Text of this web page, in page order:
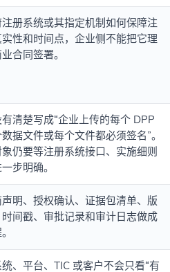
册系统或其指定机制如何保障注
性和时间点，企业侧不能把它理
合同签署。
清楚写成“企业上传的每个 DPP
据文件或每个文件都必须签名”。
仍要等注册系统接口、实施细则
步明确。
明、授权确认、证据包清单、版
间戳、审批记录和审计日志做成
、平台、TIC 或客户不会只看“有